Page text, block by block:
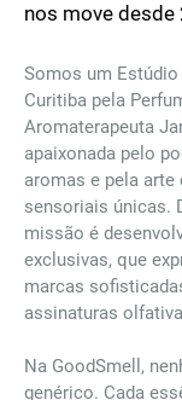
nos move desde
Somos um
Curitiba pela
Aromaterapeuta
apaixonada pelo
aromas e pela arte
sensoriais únicas.
missão é
exclusivas, que
marcas
assinaturas
Na GoodSmell,
genérico. Cada